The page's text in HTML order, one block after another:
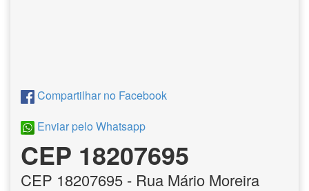
Compartilhar no Facebook
Enviar pelo Whatsapp
CEP 18207695
CEP 18207695 - Rua Mário Moreira